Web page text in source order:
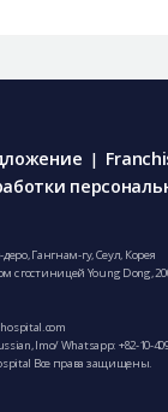
|
Гангнам-гу, Сеул, Корея
гостиницей Young Dong,
Imo/ Whatsapp: +82-10-
Все права защищены.